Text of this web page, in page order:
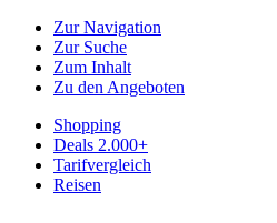
Zur Navigation
Zur Suche
Zum Inhalt
Zu den Angeboten
Shopping
Deals 2.000+
Tarifvergleich
Reisen